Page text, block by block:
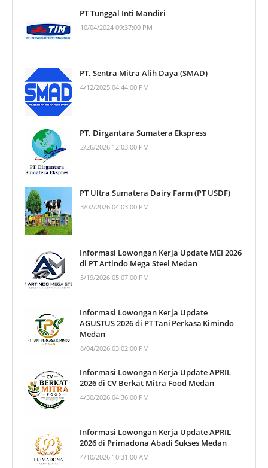
PT Tunggal Inti Mandiri
10/04/2024 09:37:00 PM
PT. Sentra Mitra Alih Daya (SMAD)
4/12/2025 04:44:00 PM
PT. Dirgantara Sumatera Ekspress
2/26/2026 12:03:00 PM
PT Ultra Sumatera Dairy Farm (PT USDF)
3/02/2026 04:03:00 PM
Informasi Lowongan Kerja Update MEI 2026
di PT Artindo Mega Steel Medan
5/19/2026 05:07:00 PM
Informasi Lowongan Kerja Update
AGUSTUS 2026 di PT Tani Perkasa Kimindo
Medan
8/04/2026 03:02:00 PM
Informasi Lowongan Kerja Update APRIL
2026 di CV Berkat Mitra Food Medan
4/30/2026 04:36:00 PM
Informasi Lowongan Kerja Update APRIL
2026 di Primadona Abadi Sukses Medan
4/10/2026 10:31:00 AM